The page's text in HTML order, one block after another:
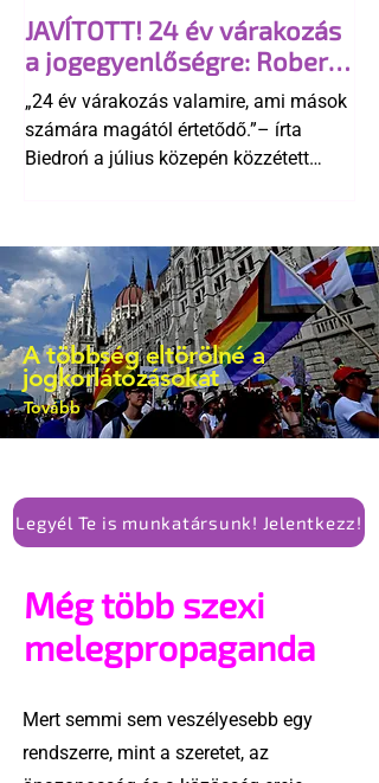
elismerését. Közben az ellenzéken belül
is vita robbant ki arról, hogy vissza
kellene-e vonni a kormány konzervatív
alkotmánymódosítását
JAVÍTOTT! 24 év várakozás
a jogegyenlőségre: Robert
Biedroń megindító üzenete
a lengyel bejegyzett
élettársi kapcsolatokért
„24 év várakozás valamire, ami mások
számára magától értetődő.”– írta
Biedroń a július közepén közzétett
A többség eltörölné a
jogkorlátozásokat
Tovább
Legyél Te is munkatársunk! Jelentkezz!
Még több szexi
melegpropaganda
Mert semmi sem veszélyesebb egy
rendszerre, mint a szeretet, az